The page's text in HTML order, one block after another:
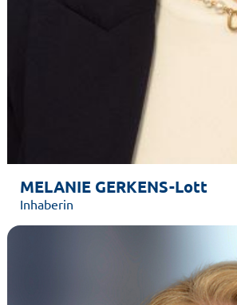
MELANIE GERKENS-Lott
Inhaberin